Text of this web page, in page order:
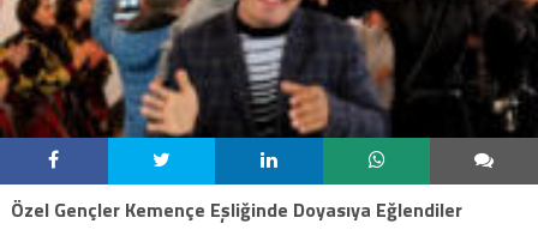
Özel Gençler Kemençe Eşliğinde Doyasıya Eğlendiler